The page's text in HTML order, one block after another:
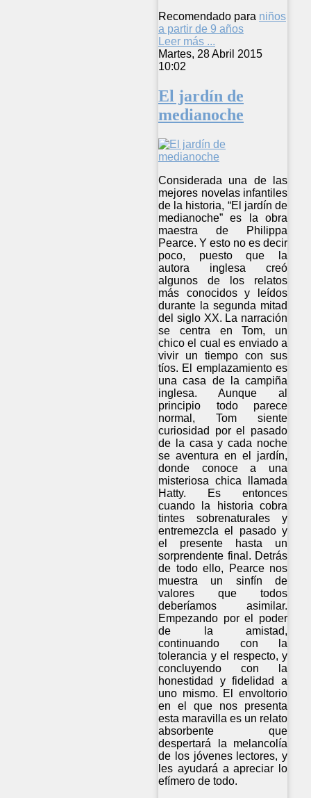
Recomendado para niños
a partir de 9 años
Leer más ...
Martes, 28 Abril 2015
10:02
El jardín de
medianoche
Considerada una de las
mejores novelas infantiles
de la historia, “El jardín de
medianoche” es la obra
maestra de Philippa
Pearce. Y esto no es decir
poco, puesto que la
autora inglesa creó
algunos de los relatos
más conocidos y leídos
durante la segunda mitad
del siglo XX. La narración
se centra en Tom, un
chico el cual es enviado a
vivir un tiempo con sus
tíos. El emplazamiento es
una casa de la campiña
inglesa. Aunque al
principio todo parece
normal, Tom siente
curiosidad por el pasado
de la casa y cada noche
se aventura en el jardín,
donde conoce a una
misteriosa chica llamada
Hatty. Es entonces
cuando la historia cobra
tintes sobrenaturales y
entremezcla el pasado y
el presente hasta un
sorprendente final. Detrás
de todo ello, Pearce nos
muestra un sinfín de
valores que todos
deberíamos asimilar.
Empezando por el poder
de la amistad,
continuando con la
tolerancia y el respecto, y
concluyendo con la
honestidad y fidelidad a
uno mismo. El envoltorio
en el que nos presenta
esta maravilla es un relato
absorbente que
despertará la melancolía
de los jóvenes lectores, y
les ayudará a apreciar lo
efímero de todo.